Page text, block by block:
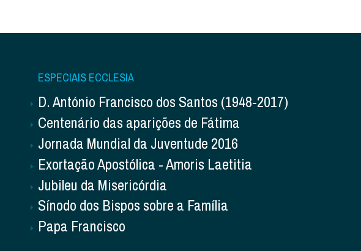
ESPECIAIS ECCLESIA
D. António Francisco dos Santos (1948-2017)
Centenário das aparições de Fátima
Jornada Mundial da Juventude 2016
Exortação Apostólica - Amoris Laetitia
Jubileu da Misericórdia
Sínodo dos Bispos sobre a Família
Papa Francisco